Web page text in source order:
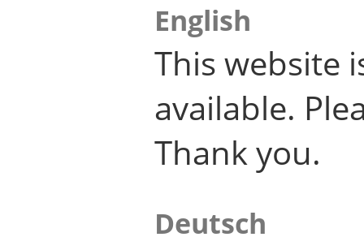
English
This website
available.
Thank you.
Deutsch